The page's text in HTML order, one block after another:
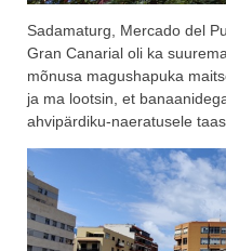
Sadamaturg, Mercado del
Gran Canarial oli ka
mõnusa magushapuka
ja ma lootsin, et
ahvipärdiku-naeratusele